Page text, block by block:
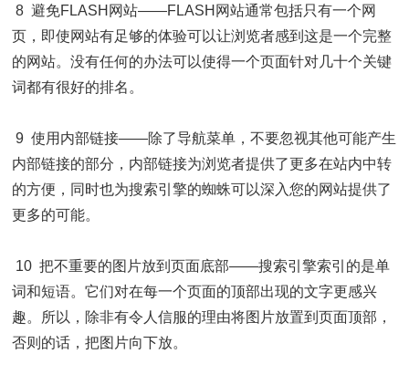
8 避免FLASH网站——FLASH网站通常包括只有一个网
页，即使网站有足够的体验可以让浏览者感到这是一个完整
的网站。没有任何的办法可以使得一个页面针对几十个关键
词都有很好的排名。
9 使用内部链接——除了导航菜单，不要忽视其他可能产生
内部链接的部分，内部链接为浏览者提供了更多在站内中转
的方便，同时也为搜索引擎的蜘蛛可以深入您的网站提供了
更多的可能。
10 把不重要的图片放到页面底部——搜索引擎索引的是单
词和短语。它们对在每一个页面的顶部出现的文字更感兴
趣。所以，除非有令人信服的理由将图片放置到页面顶部，
否则的话，把图片向下放。